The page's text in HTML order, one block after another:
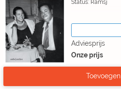
Status: Ramsj
Adviesprijs
Onze prijs
Toevoegen